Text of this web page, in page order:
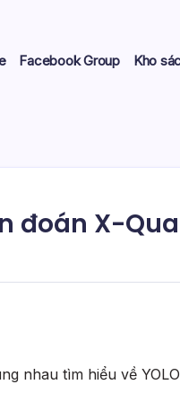
Facebook Group Kho
đoán X-
nhau tìm hiểu về